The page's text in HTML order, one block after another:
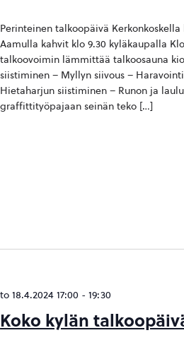
Perinteinen talkoopäivä Kerkonkoskella
Aamulla kahvit klo 9.30 kyläkaupalla
talkoovoimin lämmittää talkoosauna
siistiminen – Myllyn siivous –
Hietaharjun siistiminen – Runon ja
graffittityöpajaan seinän teko […]
Koko kylän
to 18.4.2024 17:00- 19:30